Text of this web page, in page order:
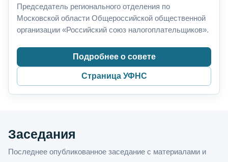
Председатель регионального отделения по
Московской области Общероссийской общественной
организации «Российский союз налогоплательщиков».
Подробнее о совете
Страница УФНС
Заседания
Последнее опубликованное заседание с материалами и